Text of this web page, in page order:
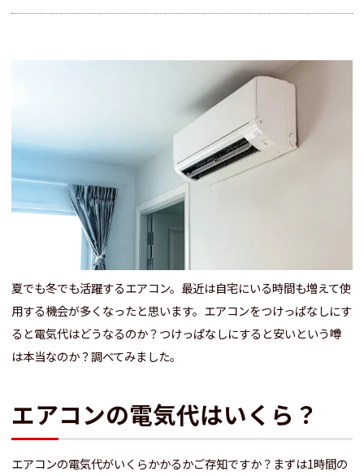
夏でも冬でも活躍するエアコン。最近は自宅にいる時間も増えて使
用する機会が多くなったと思います。エアコンをつけっぱなしにす
ると電気代はどうなるのか？つけっぱなしにすると安いという噂
は本当なのか？調べてみました。
エアコンの電気代はいくら？
エアコンの電気代がいくらかかるかご存知ですか？まずは1時間の